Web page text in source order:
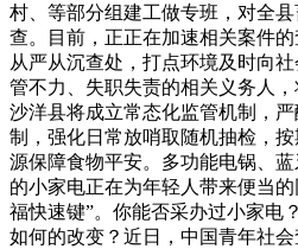
村、等部分组建工做专班，对全
查。目前，正正在加速相关案件
从严从沉查处，打点环境及时向
管不力、失职失责的相关义务人
沙洋县将成立常态化监管机制，
制，强化日常放哨取随机抽检，
源保障食物平安。多功能电锅、
的小家电正在为年轻人带来便当
福快速键”。你能否采办过小家电
如何的改变？近日，中国青年社